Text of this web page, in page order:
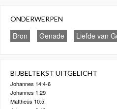
ONDERWERPEN
Bron Genade Liefde van
BIJBELTEKST UITGELICHT
Johannes 14:4-6
Johannes 1:29
Mattheüs 10:5,